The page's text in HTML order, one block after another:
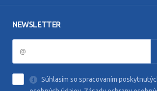
NEWSLETTER
Súhlasím so spracovaním